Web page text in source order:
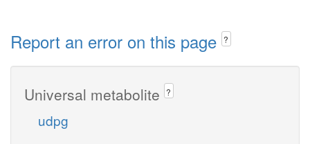
Report an error on this page ?
Universal metabolite ?
udpg